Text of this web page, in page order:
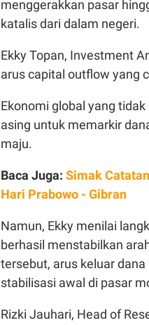
menggerakkan pasar
katalis dari dalam negeri.
Ekky Topan, Investment
arus capital outflow yang
Ekonomi global yang
asing untuk memarkir
maju.
Baca Juga: Simak
Hari Prabowo - Gibran
Namun, Ekky menilai
berhasil menstabilkan
tersebut, arus keluar
stabilisasi awal di pasar
Rizki Jauhari, Head of